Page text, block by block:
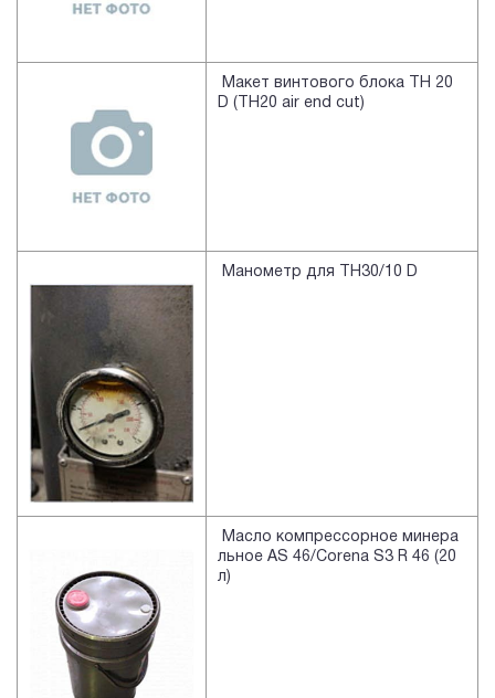
Макет винтового блока TH 20
D (TH20 air end cut)
Манометр для TH30/10 D
Масло компрессорное минера
льное AS 46/Corena S3 R 46 (20
л)